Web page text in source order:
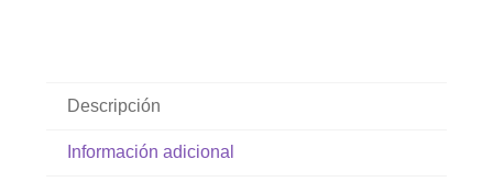
Descripción
Información adicional